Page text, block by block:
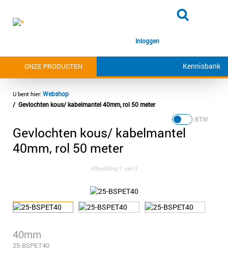
Inloggen
ONZE PRODUCTEN Kennisbank
BTW
Webshop
Gevlochten kous/ kabelmantel 40mm, rol 50 meter
Gevlochten kous/ kabelmantel
40mm, rol 50 meter
Afbeelding 1 van 3
40mm
25-BSPET40